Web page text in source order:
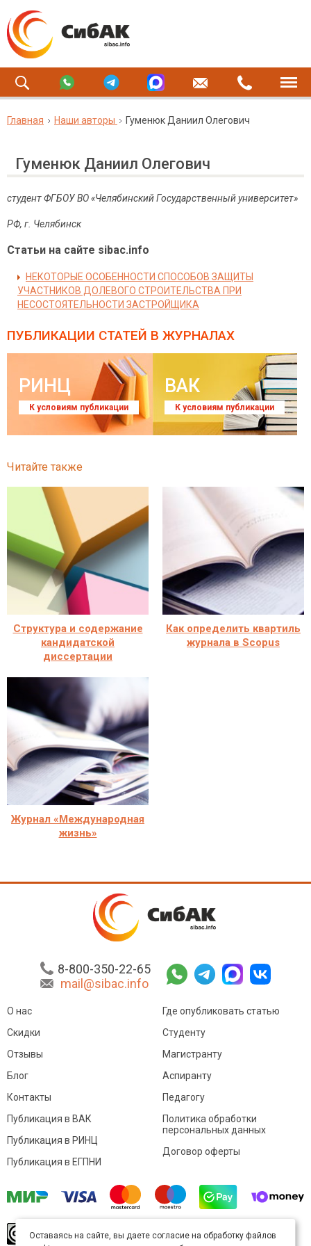
Главная Наши авторы Гуменюк Даниил Олегович
Гуменюк Даниил Олегович
студент ФГБОУ ВО «Челябинский Государственный университет»
РФ, г. Челябинск
Статьи на сайте sibac.info
НЕКОТОРЫЕ ОСОБЕННОСТИ СПОСОБОВ ЗАЩИТЫ
УЧАСТНИКОВ ДОЛЕВОГО СТРОИТЕЛЬСТВА ПРИ
НЕСОСТОЯТЕЛЬНОСТИ ЗАСТРОЙЩИКА
ПУБЛИКАЦИИ СТАТЕЙ В ЖУРНАЛАХ
РИНЦ
К условиям публикации
ВАК
К условиям публикации
Читайте также
Структура и содержание
кандидатской
диссертации
Как определить квартиль
журнала в Scopus
Журнал «Международная
жизнь»
8-800-350-22-65
mail@sibac.info
О нас
Скидки
Отзывы
Блог
Контакты
Где опубликовать статью
Студенту
Магистранту
Аспиранту
Педагогу
Публикация в ВАК
Публикация в РИНЦ
Публикация в ЕГПНИ
Политика обработки
персональных данных
Договор оферты
произведение доступно полицензии Creative
Оставаясь на сайте, вы даете согласие на обработку файлов